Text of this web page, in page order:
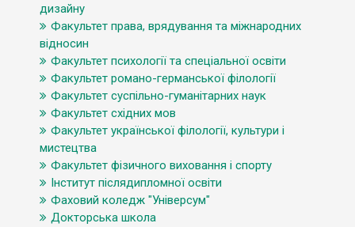
дизайну
Факультет права, врядування та міжнародних
відносин
Факультет психології та спеціальної освіти
Факультет романо-германської філології
Факультет суспільно-гуманітарних наук
Факультет східних мов
Факультет української філології, культури і
мистецтва
Факультет фізичного виховання і спорту
Інститут післядипломної освіти
Фаховий коледж "Універсум"
Докторська школа